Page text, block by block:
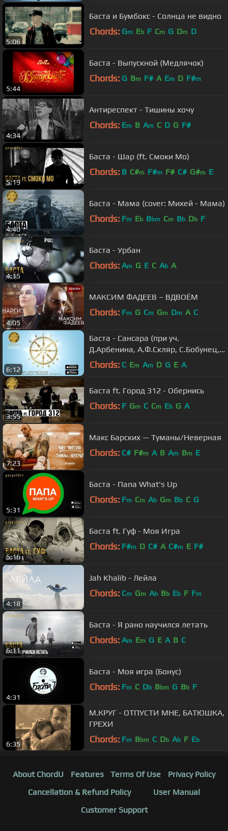
5:06
Баста и Бумбокс - Солнца не видно
Chords: Gm Eb F Cm G Dm D
5:44
Баста - Выпускной (Медлячок)
Chords: G Bm F# A Em D F#m
4:34
Антиреспект - Тишины хочу
Chords: Em B Am C D G F#
5:19
Баста - Шар (ft. Смоки Мо)
Chords: B C#m F#m F# C# G#m E
4:40
Баста - Мама (cover: Михей - Мама)
Chords: Fm Eb Bbm Cm Bb Db F
4:15
Баста - Урбан
Chords: Am G E C Ab A
4:05
МАКСИМ ФАДЕЕВ – ВДВОЁМ
Chords: Fm G Cm Gm Dm A C
6:12
Баста - Сансара (при уч.
Д.Арбенина, A.Ф.Скляр, С.Бобунец,
SunSay, Ант (25/17) и Скриптонит)
Chords: C Em Am D G E A
3:55
Баста ft. Город 312 - Обернись
Chords: F Gm C Cm Eb G A
7:23
Макс Барских — Туманы/Неверная
Chords: C# F#m A B Am Bm E
5:31
Баста - Папа What's Up
Chords: Fm Cm Ab Gm Bb C G
5:16
Баста ft. Гуф - Моя Игра
Chords: F#m D C# A C#m E F#
4:18
Jah Khalib - Лейла
Chords: Cm Gm Ab Bb Eb F Fm
6:11
Баста - Я рано научился летать
Chords: Am Em G E A B C
4:31
Баста - Моя игра (Бонус)
Chords: Fm C Db Bbm G Bb F
6:35
М.КРУГ - ОТПУСТИ МНЕ, БАТЮШКА,
ГРЕХИ
Chords: Fm Bbm C Db Ab F Eb
About ChordU Features Terms Of Use
Privacy Policy
Cancellation & Refund Policy
User Manual
Customer Support